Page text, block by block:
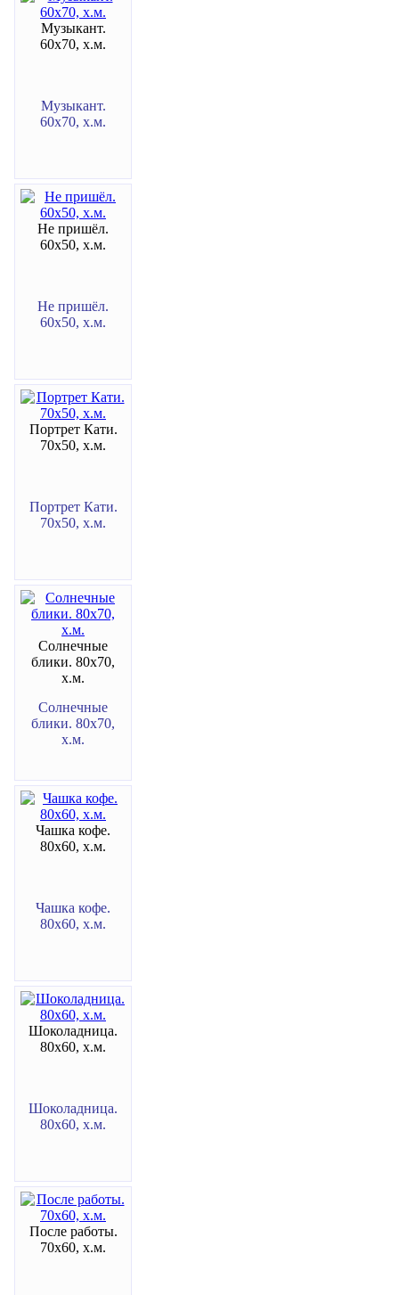
Музыкант.
60х70, х.м.
Музыкант.
60х70, х.м.
Не пришёл.
60х50, х.м.
Не пришёл.
60х50, х.м.
Портрет Кати.
70х50, х.м.
Портрет Кати.
70х50, х.м.
Солнечные
блики. 80х70,
х.м.
Солнечные
блики. 80х70,
х.м.
Чашка кофе.
80х60, х.м.
Чашка кофе.
80х60, х.м.
Шоколадница.
80х60, х.м.
Шоколадница.
80х60, х.м.
После работы.
70х60, х.м.